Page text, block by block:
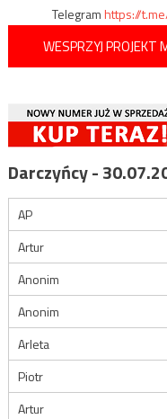
Telegramhttps://
WESPRZYJ PROJEKT
Darczyńcy -
AP
Artur
Anonim
Anonim
Arleta
Piotr
Artur